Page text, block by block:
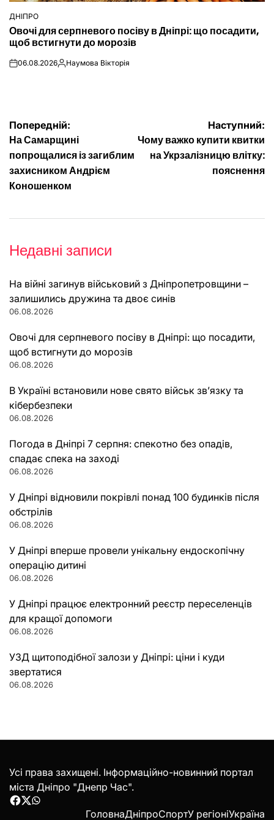
ОПУБЛІКУВАТИ
У
ДНІПРО
Овочі для серпневого посіву в Дніпрі: що посадити,
щоб встигнути до морозів
on06.08.2026Опубліковано
Наумова Вікторія
Навігація
записів
Попередній:
На Самарщині
попрощалися із загиблим
захисником Андрієм
Коношенком
Наступний:
Чому важко купити квитки
на Укрзалізницю влітку:
пояснення
Недавні записи
На війні загинув військовий з Дніпропетровщини –
залишились дружина та двоє синів
06.08.2026
Овочі для серпневого посіву в Дніпрі: що посадити,
щоб встигнути до морозів
06.08.2026
В Україні встановили нове свято військ зв’язку та
кібербезпеки
06.08.2026
Погода в Дніпрі 7 серпня: спекотно без опадів,
спадає спека на заході
06.08.2026
У Дніпрі відновили покрівлі понад 100 будинків після
обстрілів
06.08.2026
У Дніпрі вперше провели унікальну ендоскопічну
операцію дитині
06.08.2026
У Дніпрі працює електронний реєстр переселенців
для кращої допомоги
06.08.2026
УЗД щитоподібної залози у Дніпрі: ціни і куди
звертатися
06.08.2026
Усі права захищені. Інформаційно-новинний портал
міста Дніпро "Днепр Час".
Facebook
Twitter
WhatsApp
ГоловнаДніпроСпортУ регіоніУкраїна